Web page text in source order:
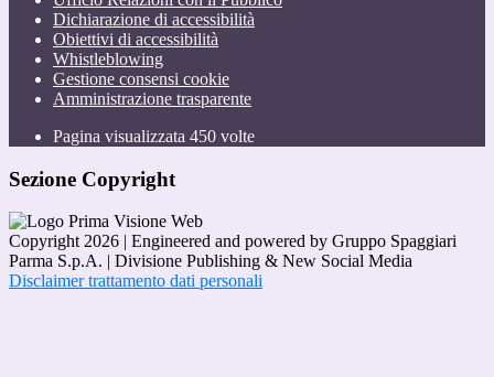
Dichiarazione di accessibilità
Obiettivi di accessibilità
Whistleblowing
Gestione consensi cookie
Amministrazione trasparente
Pagina visualizzata 450 volte
Sezione Copyright
Copyright 2026 | Engineered and powered by Gruppo Spaggiari
Parma S.p.A. | Divisione Publishing & New Social Media
Disclaimer trattamento dati personali